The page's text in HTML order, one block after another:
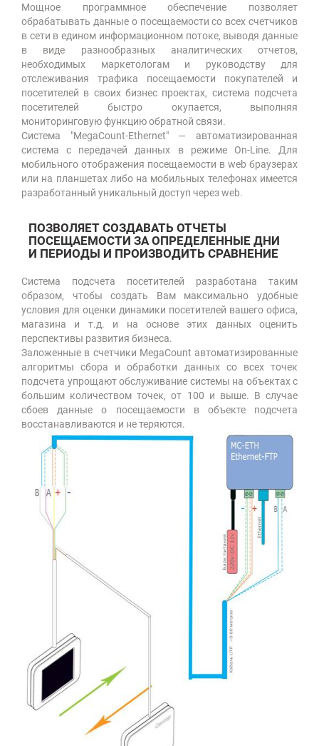
Мощное программное обеспечение позволяет
обрабатывать данные о посещаемости со всех счетчиков
в сети в едином информационном потоке, выводя данные
в виде разнообразных аналитических отчетов,
необходимых маркетологам и руководству для
отслеживания трафика посещаемости покупателей и
посетителей в своих бизнес проектах, система подсчета
посетителей быстро окупается, выполняя
мониторинговую функцию обратной связи.
Система "MegaCount-Ethernet" — автоматизированная
система с передачей данных в режиме On-Line. Для
мобильного отображения посещаемости в web браузерах
или на планшетах либо на мобильных телефонах имеется
разработанный уникальный доступ через web.
ПОЗВОЛЯЕТ СОЗДАВАТЬ ОТЧЕТЫ
ПОСЕЩАЕМОСТИ ЗА ОПРЕДЕЛЕННЫЕ ДНИ
И ПЕРИОДЫ И ПРОИЗВОДИТЬ СРАВНЕНИЕ
Система подсчета посетителей разработана таким
образом, чтобы создать Вам максимально удобные
условия для оценки динамики посетителей вашего офиса,
магазина и т.д. и на основе этих данных оценить
перспективы развития бизнеса.
Заложенные в счетчики MegaCount автоматизированные
алгоритмы сбора и обработки данных со всех точек
подсчета упрощают обслуживание системы на объектах с
большим количеством точек, от 100 и выше. В случае
сбоев данные о посещаемости в объекте подсчета
восстанавливаются и не теряются.